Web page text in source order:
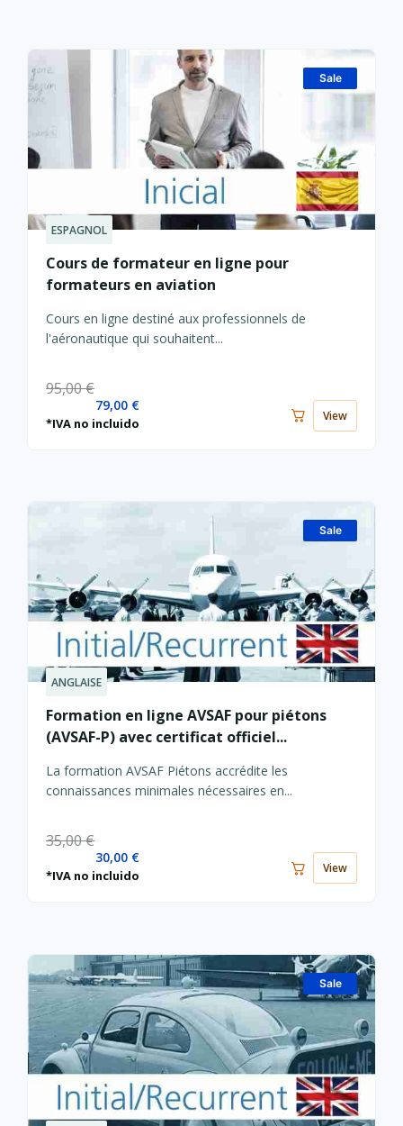
Sale
ESPAGNOL
Cours de formateur en ligne pour
formateurs en aviation
Cours en ligne destiné aux professionnels de
l'aéronautique qui souhaitent...
95,00€
Le
prix
initial
était :
95,00 €.
79,00 €
Le
prix
actuel
est :
79,00 €.
*IVA no incluido View
Sale
ANGLAISE
Formation en ligne AVSAF pour piétons
(AVSAF-P) avec certificat officiel...
La formation AVSAF Piétons accrédite les
connaissances minimales nécessaires en...
35,00€
Le
prix
initial
était :
35,00 €.
30,00 €
Le
prix
actuel
est :
30,00 €.
*IVA no incluido View
Sale